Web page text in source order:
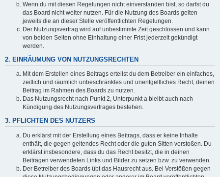
Wenn du mit diesen Regelungen nicht einverstanden bist, so darfst du
das Board nicht weiter nutzen. Für die Nutzung des Boards gelten
jeweils die an dieser Stelle veröffentlichten Regelungen.
Der Nutzungsvertrag wird auf unbestimmte Zeit geschlossen und kann
von beiden Seiten ohne Einhaltung einer Frist jederzeit gekündigt
werden.
2. EINRÄUMUNG VON NUTZUNGSRECHTEN
Mit dem Erstellen eines Beitrags erteilst du dem Betreiber ein einfaches,
zeitlich und räumlich unbeschränktes und unentgeltliches Recht, deinen
Beitrag im Rahmen des Boards zu nutzen.
Das Nutzungsrecht nach Punkt 2, Unterpunkt a bleibt auch nach
Kündigung des Nutzungsvertrages bestehen.
3. PFLICHTEN DES NUTZERS
Du erklärst mit der Erstellung eines Beitrags, dass er keine Inhalte
enthält, die gegen geltendes Recht oder die guten Sitten verstoßen. Du
erklärst insbesondere, dass du das Recht besitzt, die in deinen
Beiträgen verwendeten Links und Bilder zu setzen bzw. zu verwenden.
Der Betreiber des Boards übt das Hausrecht aus. Bei Verstößen gegen